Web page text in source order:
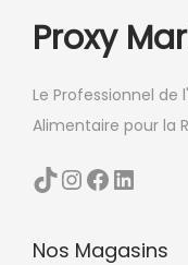
Proxy
Le Professionnel de
Alimentaire pour la
TikTok InstagramFacebook LinkedIn
Nos Magasins